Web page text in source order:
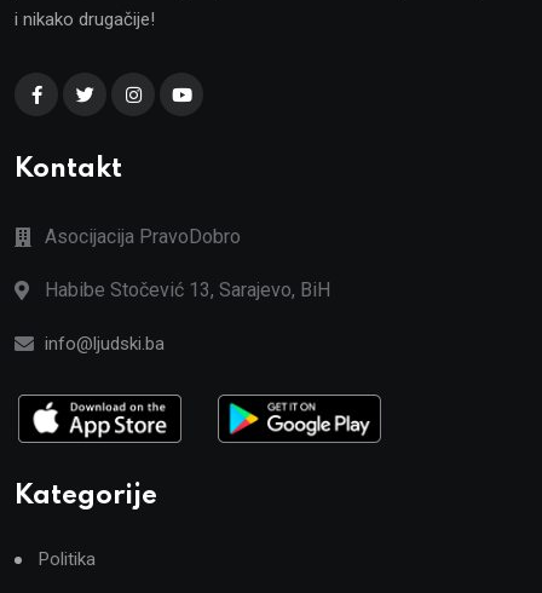
i nikako drugačije!
Kontakt
Asocijacija PravoDobro
Habibe Stočević 13, Sarajevo, BiH
info@ljudski.ba
Kategorije
Politika